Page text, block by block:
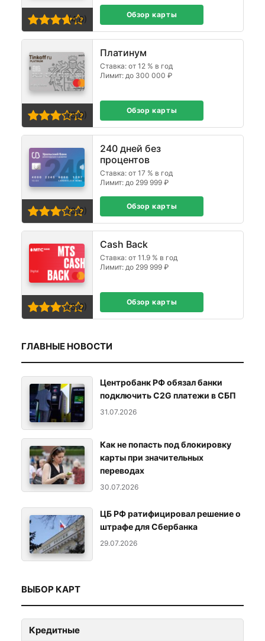
(4,0) Обзор карты
Платинум
Ставка: от 12 % в год
Лимит: до 300 000 ₽
(3,0) Обзор карты
240 дней без
процентов
Ставка: от 17 % в год
Лимит: до 299 999 ₽
(3,0) Обзор карты
Cash Back
Ставка: от 11.9 % в год
Лимит: до 299 999 ₽
(3,0) Обзор карты
ГЛАВНЫЕ НОВОСТИ
Центробанк РФ обязал банки
подключить C2G платежи в СБП
31.07.2026
Как не попасть под блокировку
карты при значительных
переводах
30.07.2026
ЦБ РФ ратифицировал решение о
штрафе для Сбербанка
29.07.2026
ВЫБОР КАРТ
Кредитные